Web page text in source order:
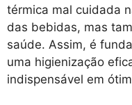
térmica mal cuidada
das bebidas, mas
saúde. Assim, é
uma higienização
indispensável em